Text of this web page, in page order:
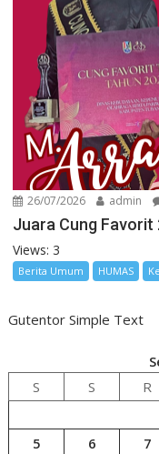
26/07/2026 admin
Juara Cung Favorit
Views: 3
Berita Umum HUMAS
Gutentor Simple Text
S
S R
5
6 7